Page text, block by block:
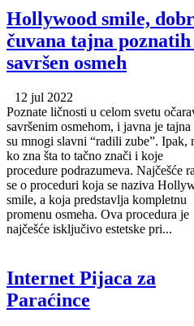
Hollywood smile,
čuvana tajna poznatih
savršen osmeh
12 jul 2022
Poznate ličnosti u celom svetu
savršenim osmehom, i javna je tajna
su mnogi slavni “radili zube”. Ipak,
ko zna šta to tačno znači i koje
procedure podrazumeva. Najčešće
se o proceduri koja se naziva
smile, a koja predstavlja kompletnu
promenu osmeha. Ova procedura je
najčešće isključivo estetske pri...
Internet Pijaca za
Paraćince